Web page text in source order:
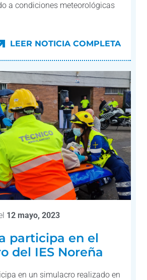
a condiciones meteorológicas
LEER NOTICIA COMPLETA
12 mayo, 2023
participa en el
del IES Noreña
en un simulacro realizado en